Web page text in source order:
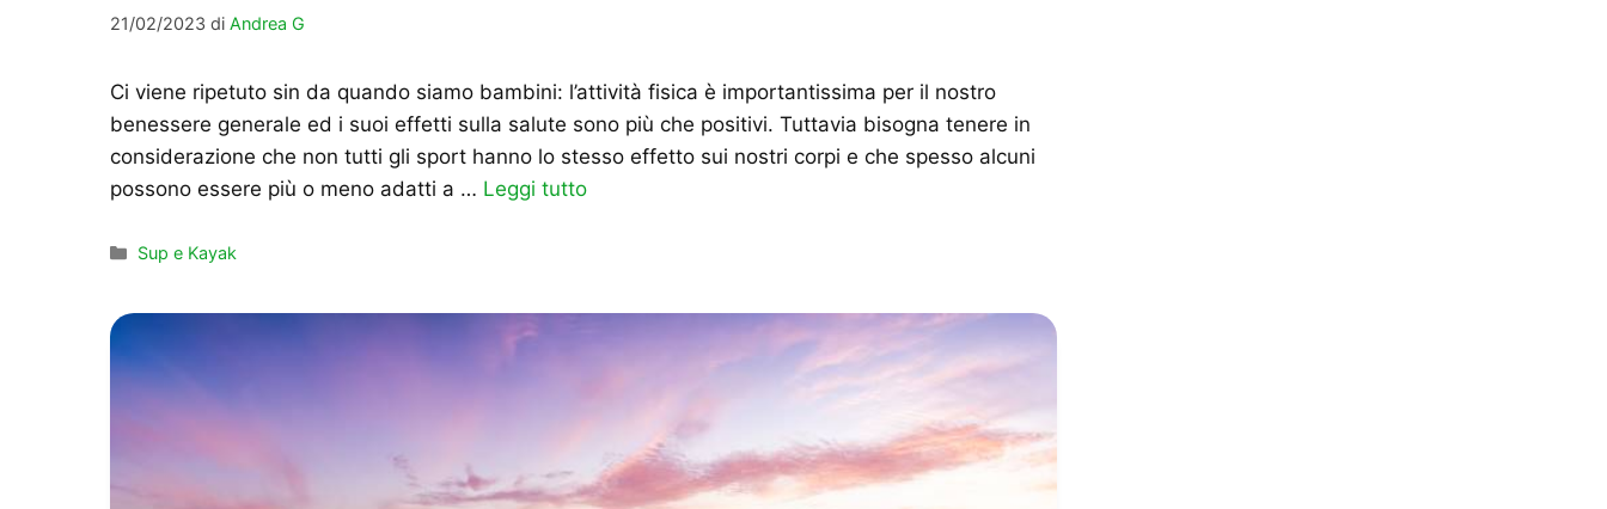
21/02/2023 di Andrea G
Ci viene ripetuto sin da quando siamo bambini: l’attività fisica è importantissima per il nostro
benessere generale ed i suoi effetti sulla salute sono più che positivi. Tuttavia bisogna tenere in
considerazione che non tutti gli sport hanno lo stesso effetto sui nostri corpi e che spesso alcuni
possono essere più o meno adatti a … Leggi tutto
Categorie
Sup e Kayak